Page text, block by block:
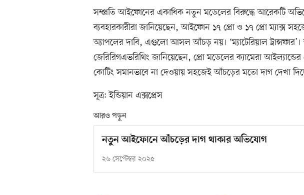
সম্প্রতি আইফোনের একাধিক নতুন মডেলের বিরুদ্ধে আরেকটি
ব্যবহারকারীরা জানিয়েছেন, আইফোন ১৭ প্রো ও ১৭ প্রো ম্যাক্স
অ্যাপলের দাবি, এগুলো আসল আঁচড় নয়। ‘ম্যাটেরিয়াল ট্রান্সফার’।
জেরিরিগএভরিথিং জানিয়েছেন, প্রো মডেলের ক্যামেরা
কোটিং সমানভাবে না দেওয়ায় সহজেই আঁচড়ের মতো দাগ দেখা
সূত্র: ইন্ডিয়ান এক্সপ্রেস
আরও পড়ুন
নতুন আইফোনে আঁচড়ের দাগ থাকার অভিযোগ
২৬ সেপ্টেম্বর ২০২৫